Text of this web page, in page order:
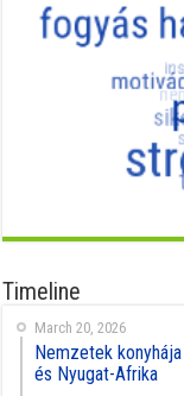
Timeline
March 20, 2026
Nemzetek
és Nyugat-Afrika